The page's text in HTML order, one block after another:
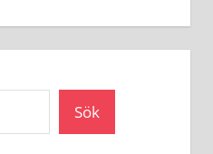
Sök